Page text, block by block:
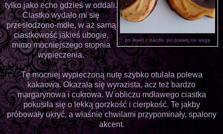
po lewej z paczki, po prawej na wagę
tylko jako echo gdzieś w oddali.
Ciastko wydało mi się
przesłodzono-mdłe, w aż samą
ciastkowość jakieś ubogie,
mimo mocniejszego stopnia
wypieczenia.
Tę mocniej wypieczoną nutę szybko otulała polewa
kakaowa. Okazała się wyrazista, acz też bardzo
margarynowa i cukrowa. W obliczu mdławego ciastka
pokusiła się o lekką gorzkość i cierpkość. Te jakby
próbowały ukryć, a właśnie chwilami przypominały, spalony
akcent.